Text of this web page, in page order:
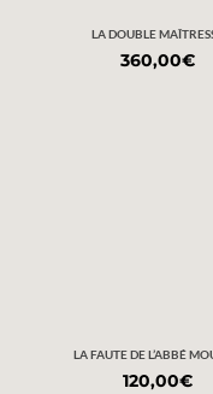
LA DOUBLE
360,00€
LA FAUTE DE L’ABBÉ
120,00€